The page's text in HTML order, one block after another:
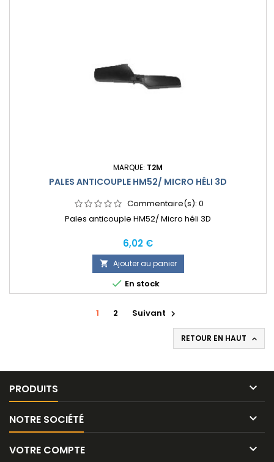
MARQUE: T2M
PALES ANTICOUPLE HM52/ MICRO HÉLI 3D
Commentaire(s): 0
Pales anticouple HM52/ Micro héli 3D
Prix
6,02 €
 Ajouter au panier
 En stock
1 2 Suivant 
RETOUR EN HAUT 
PRODUITS 
NOTRE SOCIÉTÉ 
VOTRE COMPTE 